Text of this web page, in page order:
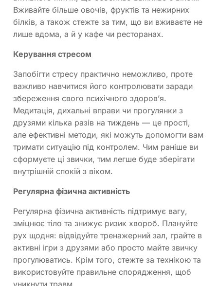
Вживайте більше овочів, фруктів та нежирних
білків, а також стежте за тим, що ви вживаєте не
лише вдома, а й у кафе чи ресторанах.
Керування стресом
Запобігти стресу практично неможливо, проте
важливо навчитися його контролювати заради
збереження свого психічного здоров’я.
Медитація, дихальні вправи чи прогулянки з
друзями кілька разів на тиждень — це прості,
але ефективні методи, які можуть допомогти вам
тримати ситуацію під контролем. Чим раніше ви
сформуєте ці звички, тим легше буде зберігати
внутрішній спокій з віком.
Регулярна фізична активність
Регулярна фізична активність підтримує вагу,
зміцнює тіло та знижує ризик хвороб. Плануйте
рух щодня: відвідуйте тренажерний зал, грайте в
активні ігри з друзями або просто майте звичку
прогулюватись. Крім того, стежте за технікою та
використовуйте правильне спорядження, щоб